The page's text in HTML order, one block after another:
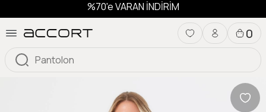
%70'e VARAN İNDİRİM
0